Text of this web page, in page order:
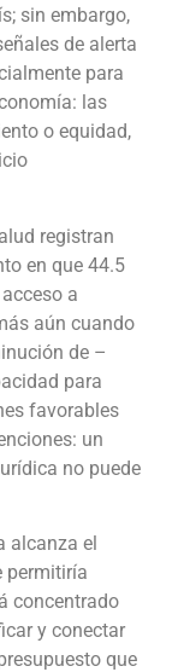
sin embargo,
de alerta
para
las
o equidad,
registran
en que 44.5
a
aún cuando
de –
para
favorables
un
no puede
alcanza el
permitiría
concentrado
y conectar
que